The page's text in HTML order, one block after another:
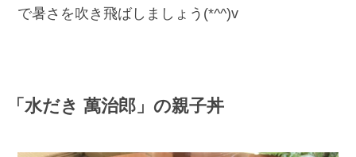
で暑さを吹き飛ばしましょう(*^^)v
「水だき 萬治郎」の親子丼